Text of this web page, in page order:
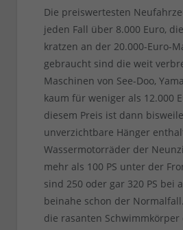
Die preiswertesten
jeden Fall über 8.000 Euro,
kratzen an der 20.000-Euro-
gebraucht sind die weit
Maschinen von See-Doo,
kaum für weniger als 12.000
diesem Preis ist dann
unverzichtbare Hänger
Wassermotorräder der
mehr als 100 PS unter der
sind 250 oder gar 320 PS bei
beinahe schon der
die rasanten Schwimmkörper